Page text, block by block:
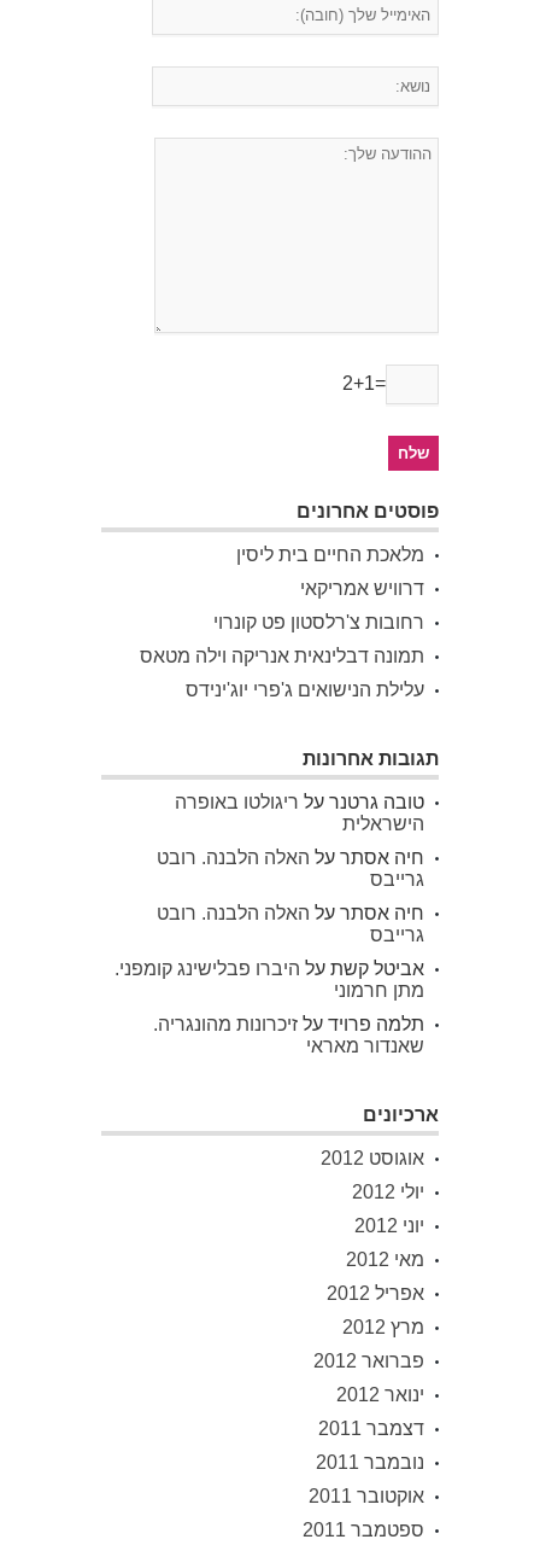
2+1=
פוסטים אחרונים
מלאכת החיים בית ליסין
דרוויש אמריקאי
רחובות צ'רלסטון פט קונרוי
תמונה דבלינאית אנריקה וילה מטאס
עלילת הנישואים ג'פרי יוג'ינידס
תגובות אחרונות
טובה גרטנר על ריגולטו באופרה
הישראלית
חיה אסתר על האלה הלבנה. רובט
גרייבס
חיה אסתר על האלה הלבנה. רובט
גרייבס
אביטל קשת על היברו פבלישינג קומפני.
מתן חרמוני
תלמה פרויד על זיכרונות מהונגריה.
שאנדור מאראי
ארכיונים
אוגוסט 2012
יולי 2012
יוני 2012
מאי 2012
אפריל 2012
מרץ 2012
פברואר 2012
ינואר 2012
דצמבר 2011
נובמבר 2011
אוקטובר 2011
ספטמבר 2011